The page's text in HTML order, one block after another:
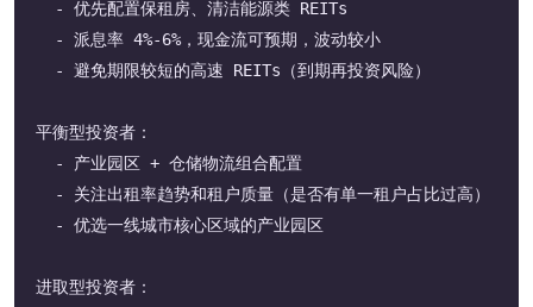
平衡型投资者：
进取型投资者：